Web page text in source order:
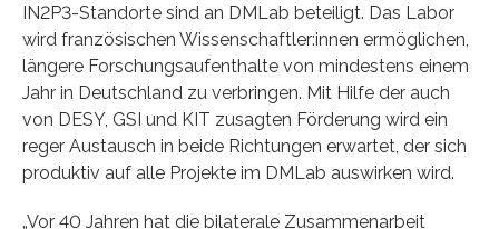
IN2P3-Standorte sind an DMLab beteiligt. Das Labor
wird französischen Wissenschaftler:innen ermöglichen,
längere Forschungsaufenthalte von mindestens einem
Jahr in Deutschland zu verbringen. Mit Hilfe der auch
von DESY, GSI und KIT zusagten Förderung wird ein
reger Austausch in beide Richtungen erwartet, der sich
produktiv auf alle Projekte im DMLab auswirken wird.
„Vor 40 Jahren hat die bilaterale Zusammenarbeit